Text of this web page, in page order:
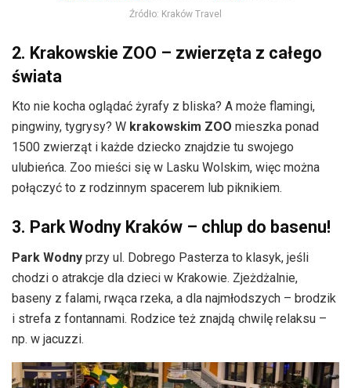
Źródło: Kraków Travel
2. Krakowskie ZOO – zwierzęta z całego
świata
Kto nie kocha oglądać żyrafy z bliska? A może flamingi,
pingwiny, tygrysy? W krakowskim ZOO mieszka ponad
1500 zwierząt i każde dziecko znajdzie tu swojego
ulubieńca. Zoo mieści się w Lasku Wolskim, więc można
połączyć to z rodzinnym spacerem lub piknikiem.
3. Park Wodny Kraków – chlup do basenu!
Park Wodny przy ul. Dobrego Pasterza to klasyk, jeśli
chodzi o atrakcje dla dzieci w Krakowie. Zjeżdżalnie,
baseny z falami, rwąca rzeka, a dla najmłodszych – brodzik
i strefa z fontannami. Rodzice też znajdą chwilę relaksu –
np. w jacuzzi.